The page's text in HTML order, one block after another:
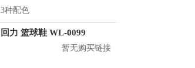
3种配色
回力 篮球鞋 WL-0099
暂无购买链接